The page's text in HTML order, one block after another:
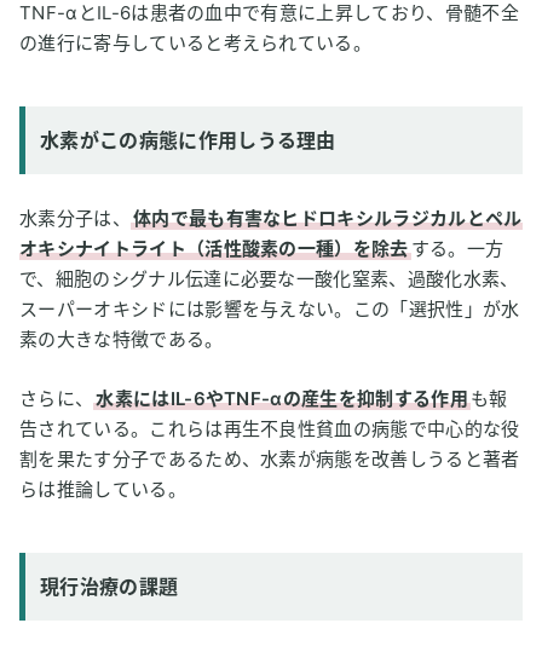
TNF-αとIL-6は患者の血中で有意に上昇しており、骨髄不全
の進行に寄与していると考えられている。
水素がこの病態に作用しうる理由
水素分子は、
体内で最も有害なヒドロキシルラジカルとペル
オキシナイトライト（活性酸素の一種）を除去する。一方
で、細胞のシグナル伝達に必要な一酸化窒素、過酸化水素、
スーパーオキシドには影響を与えない。この「選択性」が水
素の大きな特徴である。
さらに、水素にはIL-6やTNF-αの産生を抑制する作用も報
告されている。これらは再生不良性貧血の病態で中心的な役
割を果たす分子であるため、水素が病態を改善しうると著者
らは推論している。
現行治療の課題